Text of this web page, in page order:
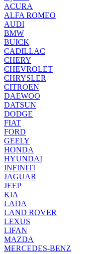
ACURA
ALFA ROMEO
AUDI
BMW
BUICK
CADILLAC
CHERY
CHEVROLET
CHRYSLER
CITROEN
DAEWOO
DATSUN
DODGE
FIAT
FORD
GEELY
HONDA
HYUNDAI
INFINITI
JAGUAR
JEEP
KIA
LADA
LAND ROVER
LEXUS
LIFAN
MAZDA
MERCEDES-BENZ